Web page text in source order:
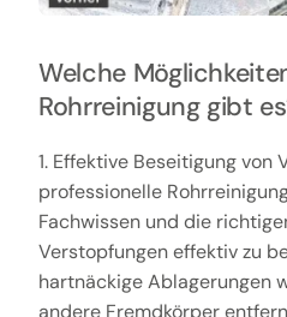
Welche
Rohrreinigung gibt
1. Effektive Beseitigung von
professionelle
Fachwissen und die
Verstopfungen effektiv zu
hartnäckige Ablagerungen
andere Fremdkörper